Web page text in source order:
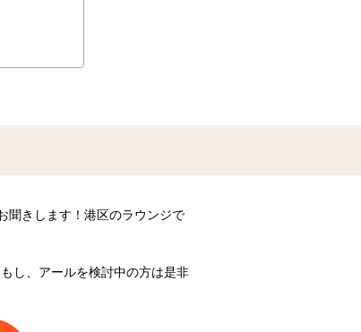
聞きします！港区のラウンジで
し、アールを検討中の方は是非